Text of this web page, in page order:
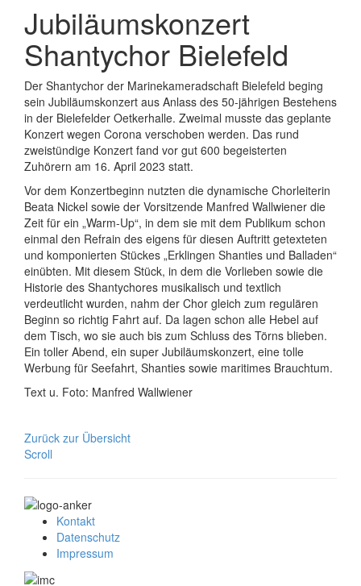
Jubiläumskonzert
Shantychor Bielefeld
Der Shantychor der Marinekameradschaft Bielefeld beging
sein Jubiläumskonzert aus Anlass des 50-jährigen Bestehens
in der Bielefelder Oetkerhalle. Zweimal musste das geplante
Konzert wegen Corona verschoben werden. Das rund
zweistündige Konzert fand vor gut 600 begeisterten
Zuhörern am 16. April 2023 statt.
Vor dem Konzertbeginn nutzten die dynamische Chorleiterin
Beata Nickel sowie der Vorsitzende Manfred Wallwiener die
Zeit für ein „Warm-Up“, in dem sie mit dem Publikum schon
einmal den Refrain des eigens für diesen Auftritt getexteten
und komponierten Stückes „Erklingen Shanties und Balladen“
einübten. Mit diesem Stück, in dem die Vorlieben sowie die
Historie des Shantychores musikalisch und textlich
verdeutlicht wurden, nahm der Chor gleich zum regulären
Beginn so richtig Fahrt auf. Da lagen schon alle Hebel auf
dem Tisch, wo sie auch bis zum Schluss des Törns blieben.
Ein toller Abend, ein super Jubiläumskonzert, eine tolle
Werbung für Seefahrt, Shanties sowie maritimes Brauchtum.
Text u. Foto: Manfred Wallwiener
Zurück zur Übersicht
Scroll
Kontakt
Datenschutz
Impressum